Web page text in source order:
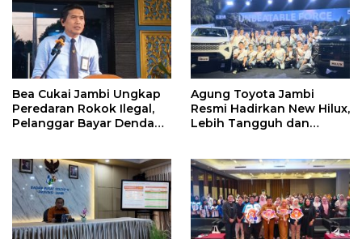
Bea Cukai Jambi Ungkap
Peredaran Rokok Ilegal,
Pelanggar Bayar Denda
Remedium
Agung Toyota Jambi
Resmi Hadirkan New Hilux,
Lebih Tangguh dan
Aktivitas